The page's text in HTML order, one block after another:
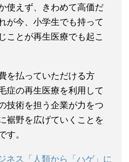
使えず、きわめて高価だ
が今、小学生でも持って
ことが再生医療でも起こ
を払っていただける方
症の再生医療を利用して
技術を担う企業が力をつ
裾野を広げていくことを
す。
ネス「人類から「ハゲ」に